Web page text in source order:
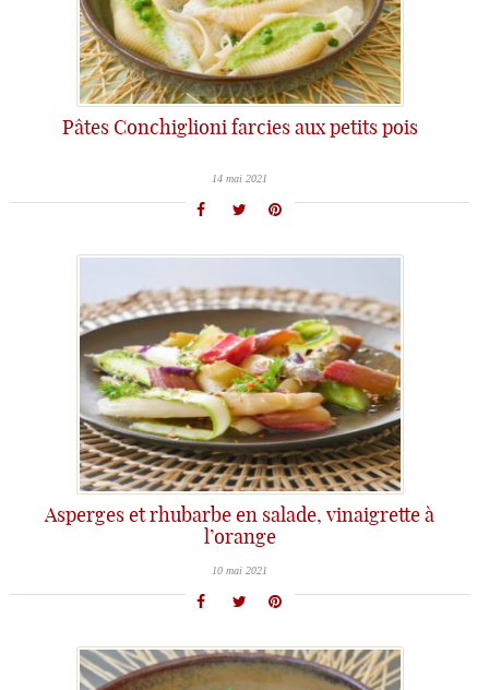
Pâtes Conchiglioni farcies aux petits pois
14 mai 2021
Asperges et rhubarbe en salade, vinaigrette à
l’orange
10 mai 2021